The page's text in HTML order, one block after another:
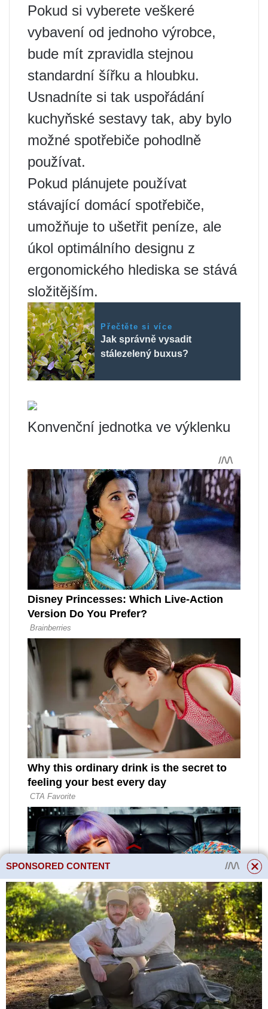
Pokud si vyberete veškeré
vybavení od jednoho výrobce,
bude mít zpravidla stejnou
standardní šířku a hloubku.
Usnadníte si tak uspořádání
kuchyňské sestavy tak, aby bylo
možné spotřebiče pohodlně
používat.
Pokud plánujete používat
stávající domácí spotřebiče,
umožňuje to ušetřit peníze, ale
úkol optimálního designu z
ergonomického hlediska se stává
složitějším.
Přečtěte si více
Jak správně vysadit
stálezelený buxus?
Konvenční jednotka ve výklenku
SPONSORED CONTENT